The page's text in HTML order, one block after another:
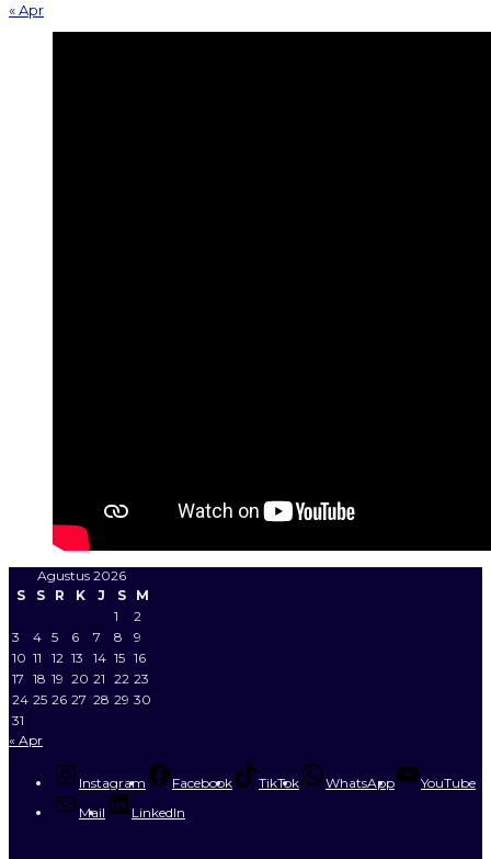
« Apr
Agustus 2026
S
S R K J S
M
1
2
3
4 5 6 7 8
9
10 11 12 13 14 15 16
17 18 19 20 21 22 23
24 25 26 27 28 29 30
31
« Apr
Instagram Facebook TikTok WhatsApp
YouTube
Mail
LinkedIn